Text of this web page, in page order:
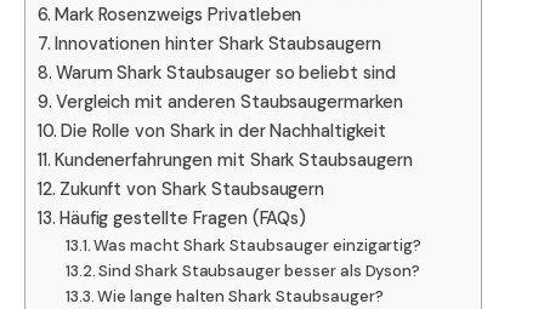
Mark Rosenzweigs Privatleben
Innovationen hinter Shark Staubsaugern
Warum Shark Staubsauger so beliebt sind
Vergleich mit anderen Staubsaugermarken
Die Rolle von Shark in der Nachhaltigkeit
Kundenerfahrungen mit Shark Staubsaugern
Zukunft von Shark Staubsaugern
Häufig gestellte Fragen (FAQs)
Was macht Shark Staubsauger einzigartig?
Sind Shark Staubsauger besser als Dyson?
Wie lange halten Shark Staubsauger?